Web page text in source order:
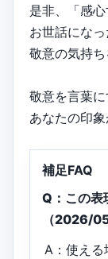
是非、「感
お世話にな
敬意の気持ち
敬意を言葉
あなたの印象
補足FAQ
Q：この表
（2026/
A：使える